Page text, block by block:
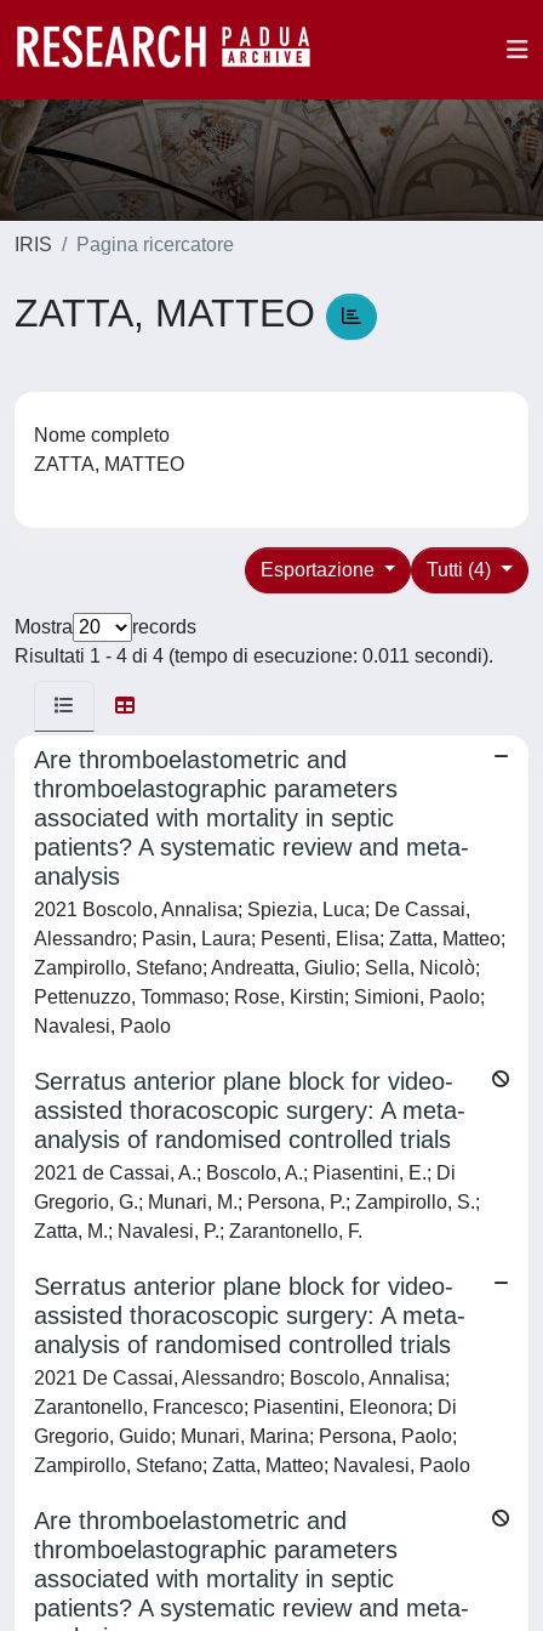
IRIS Pagina ricercatore
ZATTA, MATTEO
Nome completo
ZATTA, MATTEO
Tutti (4)
Esportazione
Mostra
records
Risultati 1 - 4 di 4 (tempo di esecuzione: 0.011 secondi).
Are thromboelastometric and
thromboelastographic parameters
associated with mortality in septic
patients? A systematic review and meta-
analysis
2021 Boscolo, Annalisa; Spiezia, Luca; De Cassai,
Alessandro; Pasin, Laura; Pesenti, Elisa; Zatta, Matteo;
Zampirollo, Stefano; Andreatta, Giulio; Sella, Nicolò;
Pettenuzzo, Tommaso; Rose, Kirstin; Simioni, Paolo;
Navalesi, Paolo
Serratus anterior plane block for video-
assisted thoracoscopic surgery: A meta-
analysis of randomised controlled trials
2021 de Cassai, A.; Boscolo, A.; Piasentini, E.; Di
Gregorio, G.; Munari, M.; Persona, P.; Zampirollo, S.;
Zatta, M.; Navalesi, P.; Zarantonello, F.
Serratus anterior plane block for video-
assisted thoracoscopic surgery: A meta-
analysis of randomised controlled trials
2021 De Cassai, Alessandro; Boscolo, Annalisa;
Zarantonello, Francesco; Piasentini, Eleonora; Di
Gregorio, Guido; Munari, Marina; Persona, Paolo;
Zampirollo, Stefano; Zatta, Matteo; Navalesi, Paolo
Are thromboelastometric and
thromboelastographic parameters
associated with mortality in septic
patients? A systematic review and meta-